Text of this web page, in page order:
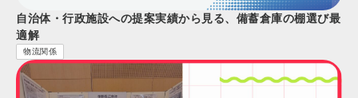
自治体・行政施設への提案実績から見る、備蓄倉庫の棚選び最
適解
物流関係